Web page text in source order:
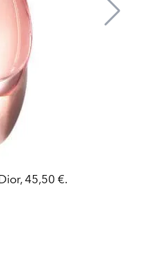
45,50 €.